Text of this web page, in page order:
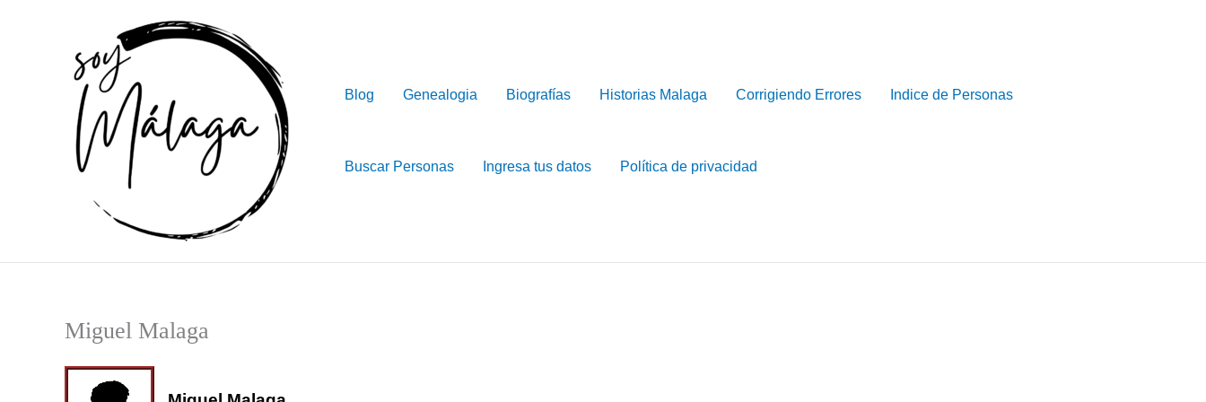
Blog Genealogia Biografías Historias Malaga Corrigiendo Errores Indice de Personas
Buscar Personas Ingresa tus datos Política de privacidad
Miguel Malaga